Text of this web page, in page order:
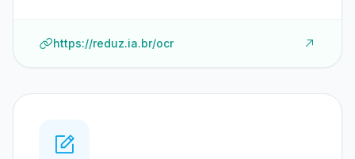
https://reduz.ia.br/ocr